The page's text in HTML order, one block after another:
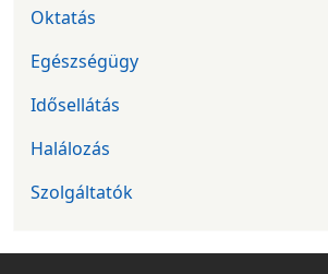
Oktatás
Egészségügy
Idősellátás
Halálozás
Szolgáltatók